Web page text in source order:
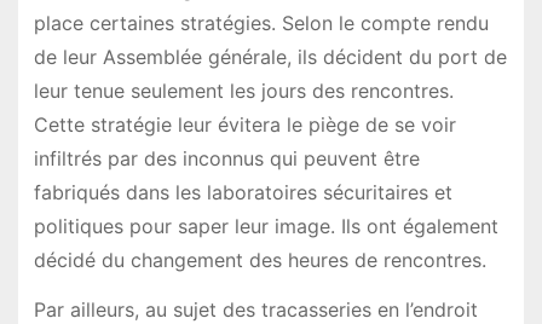
place certaines stratégies. Selon le compte rendu
de leur Assemblée générale, ils décident du port de
leur tenue seulement les jours des rencontres.
Cette stratégie leur évitera le piège de se voir
infiltrés par des inconnus qui peuvent être
fabriqués dans les laboratoires sécuritaires et
politiques pour saper leur image. Ils ont également
décidé du changement des heures de rencontres.
Par ailleurs, au sujet des tracasseries en l’endroit